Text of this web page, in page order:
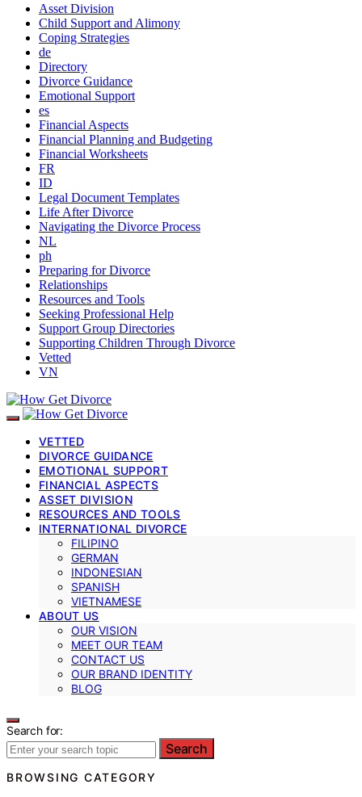
Asset Division
Child Support and Alimony
Coping Strategies
de
Directory
Divorce Guidance
Emotional Support
es
Financial Aspects
Financial Planning and Budgeting
Financial Worksheets
FR
ID
Legal Document Templates
Life After Divorce
Navigating the Divorce Process
NL
ph
Preparing for Divorce
Relationships
Resources and Tools
Seeking Professional Help
Support Group Directories
Supporting Children Through Divorce
Vetted
VN
VETTED
DIVORCE GUIDANCE
EMOTIONAL SUPPORT
FINANCIAL ASPECTS
ASSET DIVISION
RESOURCES AND TOOLS
INTERNATIONAL DIVORCE
FILIPINO
GERMAN
INDONESIAN
SPANISH
VIETNAMESE
ABOUT US
OUR VISION
MEET OUR TEAM
CONTACT US
OUR BRAND IDENTITY
BLOG
Search for:
Search
BROWSING CATEGORY